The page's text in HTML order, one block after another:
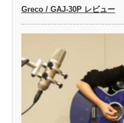
Greco / GAJ-30P レビュー